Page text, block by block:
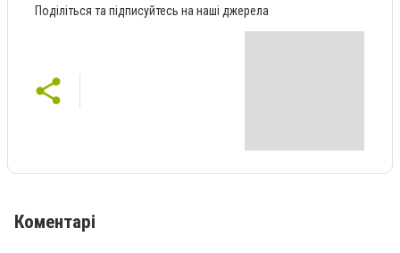
Поділіться та підписуйтесь на наші джерела
Коментарі